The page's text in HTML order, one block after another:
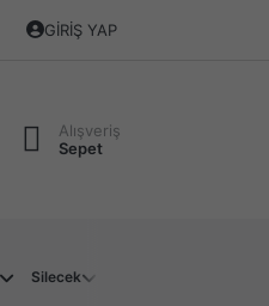
GIRIŞ YAP
Alışveriş
Sepet
Silecek